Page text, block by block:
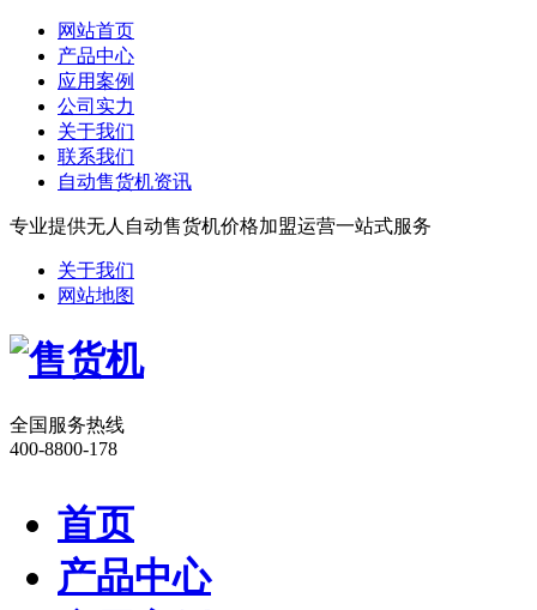
网站首页
产品中心
应用案例
公司实力
关于我们
联系我们
自动售货机资讯
专业提供无人自动售货机价格加盟运营一站式服务
关于我们
网站地图
全国服务热线
400-8800-178
首页
产品中心